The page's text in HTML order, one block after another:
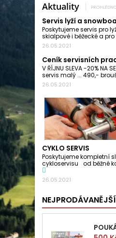
Aktuality
Servis lyží a
Poskytujeme servis pro
skialpové i běžecké a
26.05.2021
Ceník servisních
V ŘÍJNU SLEVA -20% NA
servis malý ... 490,-
26.05.2021
CYKLO SERVIS
Poskytujeme kompletní
cykloservisu od běžné
26.05.2021